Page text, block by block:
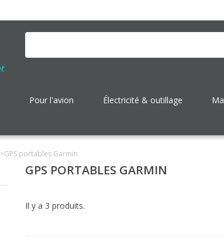
Pour l'avion Électricité & outillage
>GPS portables Garmin
GPS PORTABLES GARMIN
Il y a 3 produits.